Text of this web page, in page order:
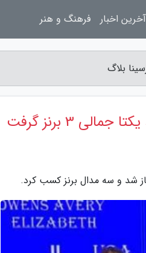
3 برنز گرفت
شد و سه مدال برنز کسب کرد.
آخرین اخبار فرهنگ و هنر